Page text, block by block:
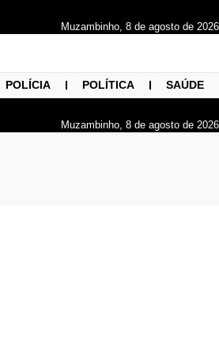
Muzambinho, 8 de agosto de 2026
POLÍCIA POLÍTICA SAÚDE
Muzambinho, 8 de agosto de 2026